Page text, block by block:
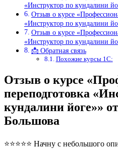
«Инструктор по кундалини
Отзыв о курсе
«Инструктор по кундалини
Отзыв о курсе
«Инструктор по кундалини
📩 Обратная связь
Похожие курсы 1С:
Отзыв о курсе
переподготовка
кундалини йоге»»
Большова
⭐⭐⭐⭐⭐ Начну с небольшого